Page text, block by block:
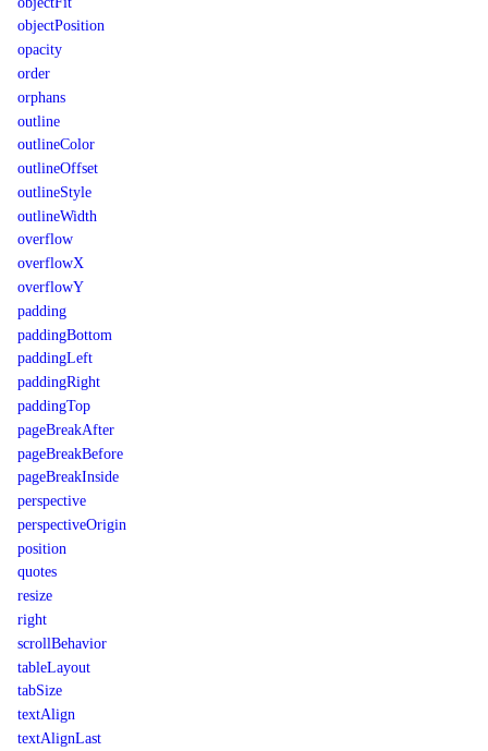
objectPosition
opacity
order
orphans
outline
outlineColor
outlineOffset
outlineStyle
outlineWidth
overflow
overflowX
overflowY
padding
paddingBottom
paddingLeft
paddingRight
paddingTop
pageBreakAfter
pageBreakBefore
pageBreakInside
perspective
perspectiveOrigin
position
quotes
resize
right
scrollBehavior
tableLayout
tabSize
textAlign
textAlignLast